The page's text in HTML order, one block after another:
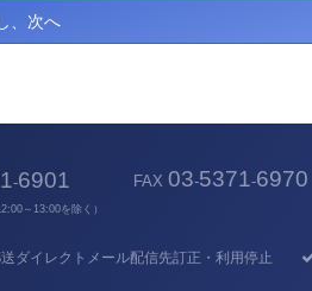
-6901
～13:00を除く）
FAX 03-5371-6970
ダイレクトメール配信先訂正・利用停止